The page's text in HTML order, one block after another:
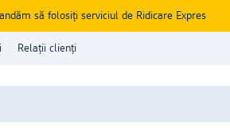
să folosiți serviciul de Ridicare Expres
Relații clienți